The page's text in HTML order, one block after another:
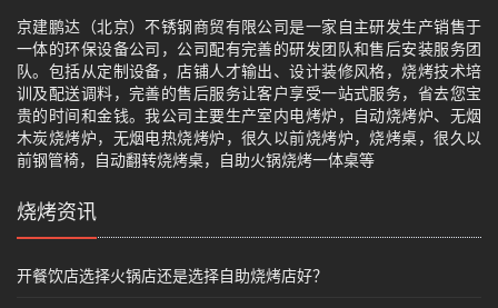
京建鹏达（北京）不锈钢商贸有限公司是一家自主研发生产销售于
一体的环保设备公司，公司配有完善的研发团队和售后安装服务团
队。包括从定制设备，店铺人才输出、设计装修风格，烧烤技术培
训及配送调料，完善的售后服务让客户享受一站式服务，省去您宝
贵的时间和金钱。我公司主要生产室内电烤炉，自动烧烤炉、无烟
木炭烧烤炉，无烟电热烧烤炉，很久以前烧烤炉，烧烤桌，很久以
前钢管椅，自动翻转烧烤桌，自助火锅烧烤一体桌等
烧烤资讯
开餐饮店选择火锅店还是选择自助烧烤店好？